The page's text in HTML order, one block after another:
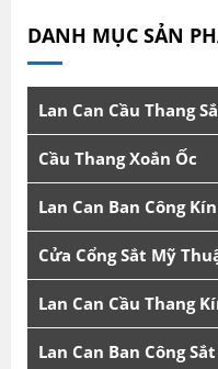
DANH MỤC SẢN
Lan Can Cầu Thang
Cầu Thang Xoắn Ốc
Lan Can Ban Công
Cửa Cổng Sắt Mỹ
Lan Can Cầu Thang
Lan Can Ban Công